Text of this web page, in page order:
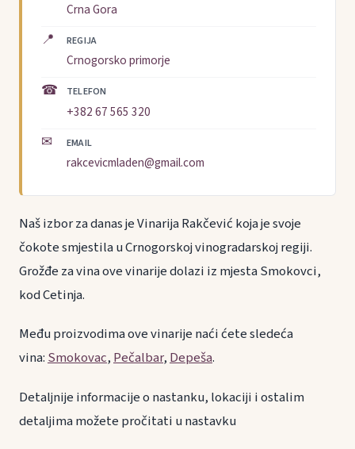
Crna Gora
📍 REGIJA
Crnogorsko primorje
☎ TELEFON
+382 67 565 320
✉ EMAIL
rakcevicmladen@gmail.com
Naš izbor za danas je Vinarija Rakčević koja je svoje
čokote smjestila u Crnogorskoj vinogradarskoj regiji.
Grožđe za vina ove vinarije dolazi iz mjesta Smokovci,
kod Cetinja.
Među proizvodima ove vinarije naći ćete sledeća
vina:Smokovac,Pečalbar,Depeša.
Detaljnije informacije o nastanku, lokaciji i ostalim
detaljima možete pročitati u nastavku